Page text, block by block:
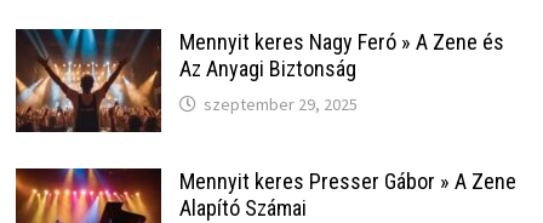
Mennyit keres Nagy Feró » A Zene és
Az Anyagi Biztonság
szeptember 29, 2025
Mennyit keres Presser Gábor » A Zene
Alapító Számai